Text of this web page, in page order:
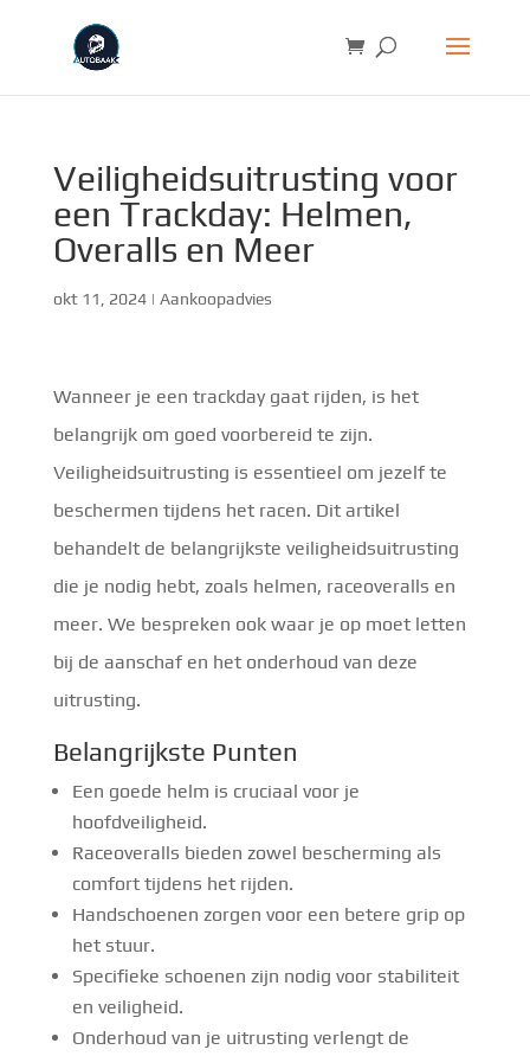
Veiligheidsuitrusting voor
een Trackday: Helmen,
Overalls en Meer
okt 11, 2024| Aankoopadvies
Wanneer je een trackday gaat rijden, is het
belangrijk om goed voorbereid te zijn.
Veiligheidsuitrusting is essentieel om jezelf te
beschermen tijdens het racen. Dit artikel
behandelt de belangrijkste veiligheidsuitrusting
die je nodig hebt, zoals helmen, raceoveralls en
meer. We bespreken ook waar je op moet letten
bij de aanschaf en het onderhoud van deze
uitrusting.
Belangrijkste Punten
Een goede helm is cruciaal voor je
hoofdveiligheid.
Raceoveralls bieden zowel bescherming als
comfort tijdens het rijden.
Handschoenen zorgen voor een betere grip op
het stuur.
Specifieke schoenen zijn nodig voor stabiliteit
en veiligheid.
Onderhoud van je uitrusting verlengt de